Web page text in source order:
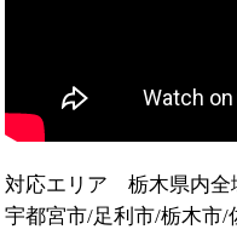
対応エリア 栃木県内全
宇都宮市/足利市/栃木市